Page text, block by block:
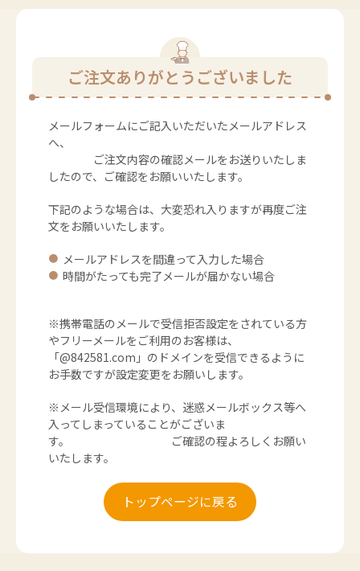
ご注文ありがとうございました
メールフォームにご記入いただいたメールアドレス
へ、
ご注文内容の確認メールをお送りいたしま
したので、ご確認をお願いいたします。​
下記のような場合は、大変恐れ入りますが再度ご注
文をお願いいたします。
メールアドレスを間違って入力した場合
時間がたっても完了メールが届かない場合
​※携帯電話のメールで受信拒否設定をされている方
や​フリーメールをご利用のお客様は、
「@842581.com」のドメインを受信できるように
お手数ですが設定変更をお願いします。​​
※メール受信環境により、迷惑メールボックス等へ
入ってしまっていることがございま
す。 ご確認の程よろしくお願い
いたします。
トップページに戻る